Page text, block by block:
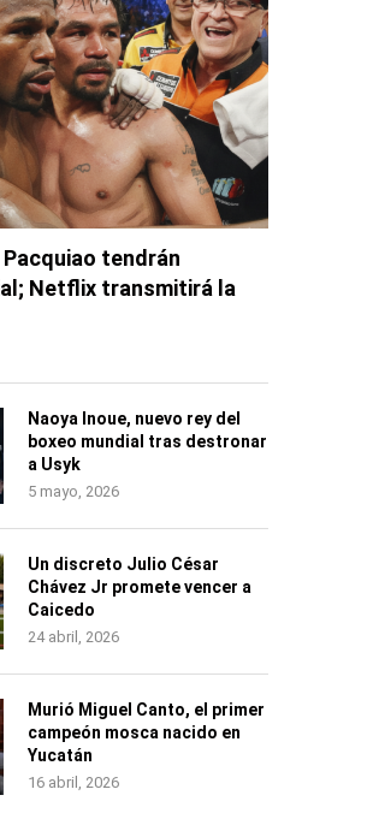
tendrán
Netflix transmitirá la
Naoya Inoue, nuevo rey del
boxeo mundial tras destronar
a Usyk
5 mayo, 2026
Un discreto Julio César
Chávez Jr promete vencer a
Caicedo
24 abril, 2026
Murió Miguel Canto, el primer
campeón mosca nacido en
Yucatán
16 abril, 2026